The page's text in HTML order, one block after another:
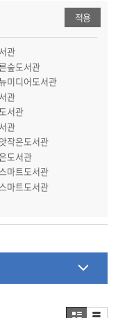
관
숲도서관
미디어도서관
관
서관
관
작은도서관
도서관
마트도서관
마트도서관
적용